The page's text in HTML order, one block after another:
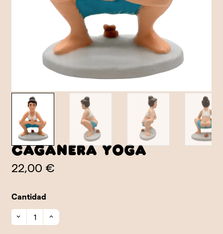
Caganera Yoga
22,00 €
Cantidad